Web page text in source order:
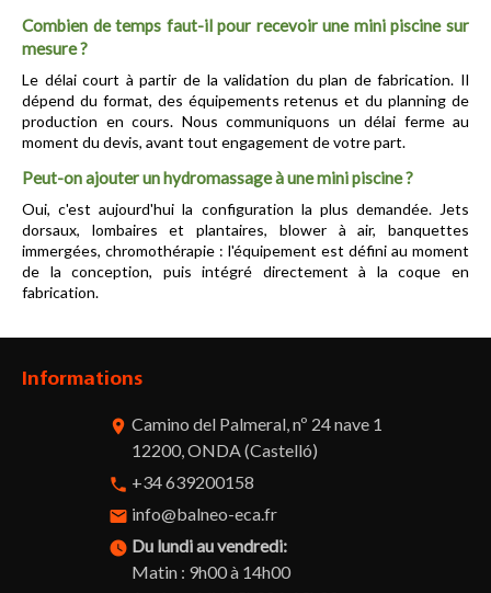
Combien de temps faut-il pour recevoir une mini piscine sur
mesure ?
Le délai court à partir de la validation du plan de fabrication. Il
dépend du format, des équipements retenus et du planning de
production en cours. Nous communiquons un délai ferme au
moment du devis, avant tout engagement de votre part.
Peut-on ajouter un hydromassage à une mini piscine ?
Oui, c'est aujourd'hui la configuration la plus demandée. Jets
dorsaux, lombaires et plantaires, blower à air, banquettes
immergées, chromothérapie : l'équipement est défini au moment
de la conception, puis intégré directement à la coque en
fabrication.
Informations
room Camino del Palmeral, nº 24 nave 1
12200, ONDA (Castelló)
phone +34 639200158
email info@balneo-eca.fr
watch_later Du lundi au vendredi:
Matin : 9h00 à 14h00